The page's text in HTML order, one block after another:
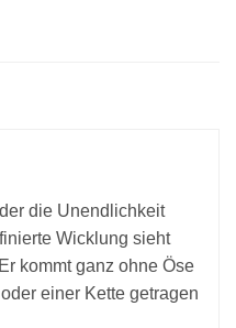
die Unendlichkeit
Wicklung sieht
kommt ganz ohne Öse
einer Kette getragen